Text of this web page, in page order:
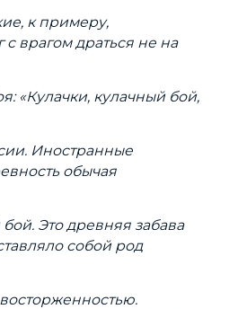
к примеру,
врагом драться не на
«Кулачки, кулачный бой,
Иностранные
обычая
Это древняя забава
собой род